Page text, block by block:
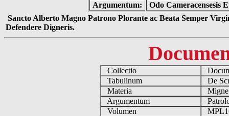
Argumentum:
Odo Cameracensesis
Sancto Alberto Magno Patrono Plorante ac Beata Semper
Defendere Digneris.
Collectio
Tabulinum
De
Materia
Argumentum
Volumen